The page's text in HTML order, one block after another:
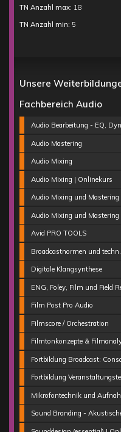
TN Anzahl max: 18
TN Anzahl min: 5
Unsere
Fachbereich Audio
Audio Bearbeitung - EQ,
Audio Mastering
Audio Mixing
Audio Mixing | Onlinekurs
Audio Mixing und Mastering
Audio Mixing und Mastering
Avid PRO TOOLS
Broadcastnormen und
Digitale Klangsynthese
ENG, Foley, Film und Field
Film Post Pro Audio
Filmscore / Orchestration
Filmtonkonzepte &
Fortbildung Broadcast:
Fortbildung
Mikrofontechnik und
Sound Branding -